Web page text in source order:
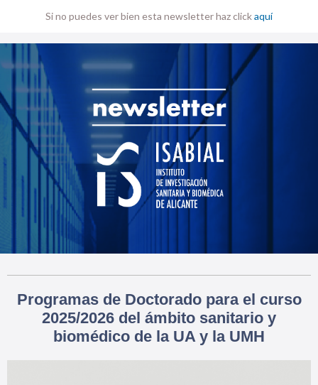
Si no puedes ver bien esta newsletter haz clickaquí
Programas de Doctorado para el curso
2025/2026 del ámbito sanitario y
biomédico de la UA y la UMH